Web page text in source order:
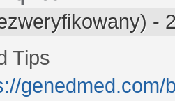
-
Tips
genedmed.com/